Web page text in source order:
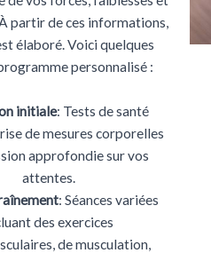
partir de ces informations,
élaboré. Voici quelques
personnalisé :
initiale: Tests de santé
de mesures corporelles
approfondie sur vos
attentes.
: Séances variées
des exercices
de musculation,